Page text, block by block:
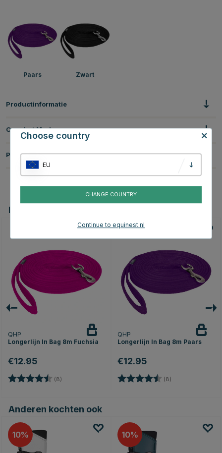
Paars Zwart
Productinformatie
Over het Merk
Productbeoordelingen
Dit vind je misschien ook leuk
QHP
Longerlijn In Bag 8m Fuchsia
€12.95
Beoordeling: (8)
QHP
Longerlijn In Bag 8m Paars
€12.95
Beoordeling: (8)
Anderen kochten ook
10 10
Choose country
EU
CHANGE COUNTRY
Continue to equinest.nl